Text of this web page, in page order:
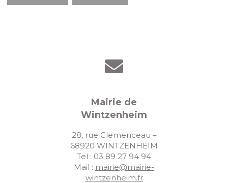
Mairie de
Wintzenheim
28, rue Clemenceau –
68920 WINTZENHEIM
Tel : 03 89 27 94 94
Mail : mairie@mairie-
wintzenheim.fr